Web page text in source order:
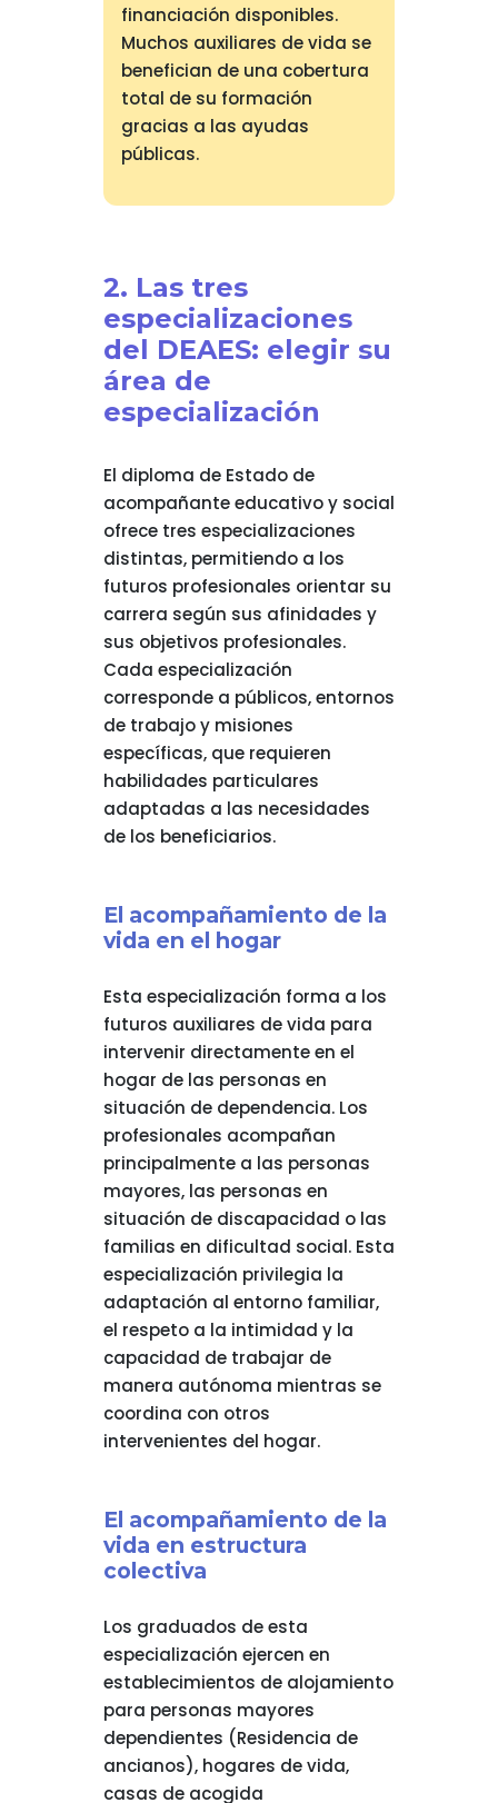
financiación disponibles.
Muchos auxiliares de vida se
benefician de una cobertura
total de su formación
gracias a las ayudas
públicas.
2. Las tres
especializaciones
del DEAES: elegir su
área de
especialización
El diploma de Estado de
acompañante educativo y social
ofrece tres especializaciones
distintas, permitiendo a los
futuros profesionales orientar su
carrera según sus afinidades y
sus objetivos profesionales.
Cada especialización
corresponde a públicos, entornos
de trabajo y misiones
específicas, que requieren
habilidades particulares
adaptadas a las necesidades
de los beneficiarios.
El acompañamiento de la
vida en el hogar
Esta especialización forma a los
futuros auxiliares de vida para
intervenir directamente en el
hogar de las personas en
situación de dependencia. Los
profesionales acompañan
principalmente a las personas
mayores, las personas en
situación de discapacidad o las
familias en dificultad social. Esta
especialización privilegia la
adaptación al entorno familiar,
el respeto a la intimidad y la
capacidad de trabajar de
manera autónoma mientras se
coordina con otros
intervenientes del hogar.
El acompañamiento de la
vida en estructura
colectiva
Los graduados de esta
especialización ejercen en
establecimientos de alojamiento
para personas mayores
dependientes (Residencia de
ancianos), hogares de vida,
casas de acogida